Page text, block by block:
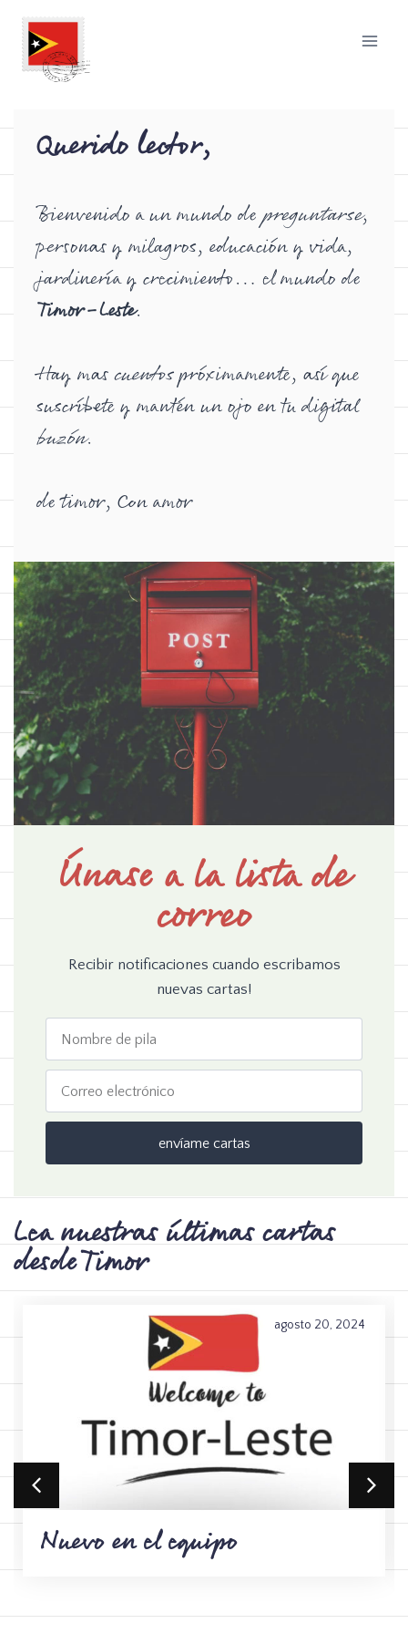
Querido lector,
Bienvenido a un mundo depreguntarse,
personas y milagros, educación y vida,
jardinería y crecimiento… el mundo de
Timor-Leste.
Hay mascuentospróximamente, así que
suscríbete y mantén un ojo en tu digital
buzón.
de timor, Con amor
Únase a la lista de
correo
Recibir notificaciones cuando escribamos
nuevas cartas!
envíame cartas
Lea nuestras últimas cartas
desde Timor
agosto 20, 2024
Nuevo en el equipo